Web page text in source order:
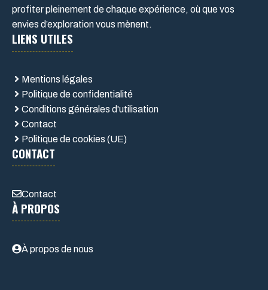
profiter pleinement de chaque expérience, où que vos
envies d’exploration vous mènent.
LIENS UTILES
Mentions légales
Politique de confidentialité
Conditions générales d'utilisation
Contact
Politique de cookies (UE)
CONTACT
Contact
À PROPOS
À propos de nous